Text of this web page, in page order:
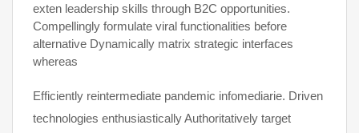
exten leadership skills through B2C opportunities.
Compellingly formulate viral functionalities before
alternative Dynamically matrix strategic interfaces
whereas
Efficiently reintermediate pandemic infomediarie. Driven
technologies enthusiastically Authoritatively target